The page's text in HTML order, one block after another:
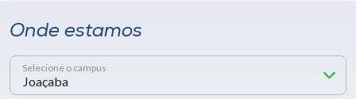
Onde estamos
Selecione o campus